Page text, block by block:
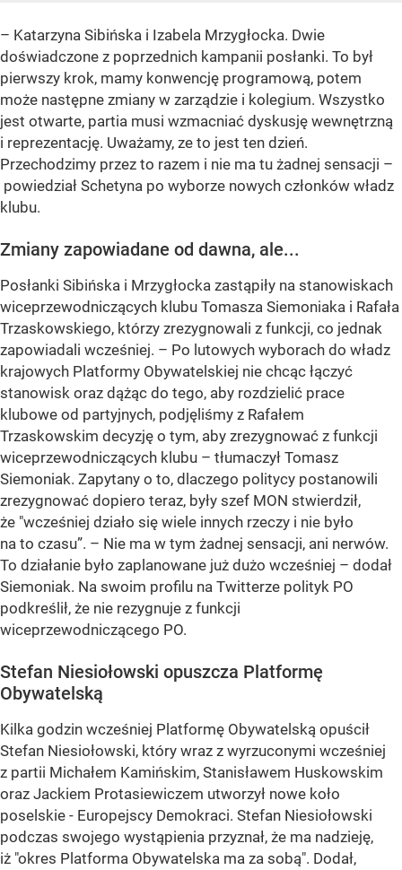
– Katarzyna Sibińska i Izabela Mrzygłocka. Dwie
doświadczone z poprzednich kampanii posłanki. To był
pierwszy krok, mamy konwencję programową, potem
może następne zmiany w zarządzie i kolegium. Wszystko
jest otwarte, partia musi wzmacniać dyskusję wewnętrzną
i reprezentację. Uważamy, ze to jest ten dzień.
Przechodzimy przez to razem i nie ma tu żadnej sensacji –
powiedział Schetyna po wyborze nowych członków władz
klubu.
Zmiany zapowiadane od dawna, ale...
Posłanki Sibińska i Mrzygłocka zastąpiły na stanowiskach
wiceprzewodniczących klubu Tomasza Siemoniaka i Rafała
Trzaskowskiego, którzy zrezygnowali z funkcji, co jednak
zapowiadali wcześniej. – Po lutowych wyborach do władz
krajowych Platformy Obywatelskiej nie chcąc łączyć
stanowisk oraz dążąc do tego, aby rozdzielić prace
klubowe od partyjnych, podjęliśmy z Rafałem
Trzaskowskim decyzję o tym, aby zrezygnować z funkcji
wiceprzewodniczących klubu – tłumaczył Tomasz
Siemoniak. Zapytany o to, dlaczego politycy postanowili
zrezygnować dopiero teraz, były szef MON stwierdził,
że "wcześniej działo się wiele innych rzeczy i nie było
na to czasu”. – Nie ma w tym żadnej sensacji, ani nerwów.
To działanie było zaplanowane już dużo wcześniej – dodał
Siemoniak. Na swoim profilu na Twitterze polityk PO
podkreślił, że nie rezygnuje z funkcji
wiceprzewodniczącego PO.
Stefan Niesiołowski opuszcza Platformę
Obywatelską
Kilka godzin wcześniej Platformę Obywatelską opuścił
Stefan Niesiołowski, który wraz z wyrzuconymi wcześniej
z partii Michałem Kamińskim, Stanisławem Huskowskim
oraz Jackiem Protasiewiczem utworzył nowe koło
poselskie - Europejscy Demokraci. Stefan Niesiołowski
podczas swojego wystąpienia przyznał, że ma nadzieję,
iż "okres Platforma Obywatelska ma za sobą". Dodał,